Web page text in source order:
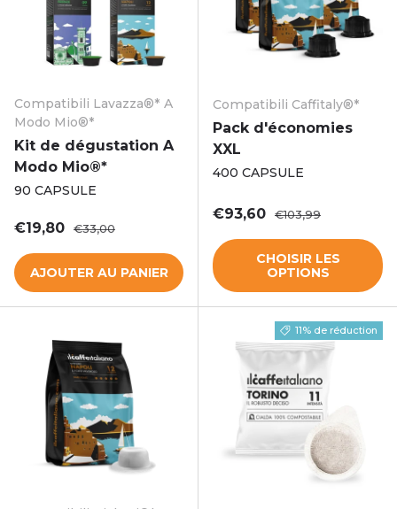
Compatibili Lavazza®* A
Modo Mio®*
Kit de dégustation A
Modo Mio®*
90 CAPSULE
Prix soldé
€19,80 Prix habituel
€33,00
AJOUTER AU PANIER
Compatibili Caffitaly®*
Pack d'économies
XXL
400 CAPSULE
Prix soldé
€93,60 Prix habituel
€103,99
CHOISIR LES
OPTIONS
11% de réduction